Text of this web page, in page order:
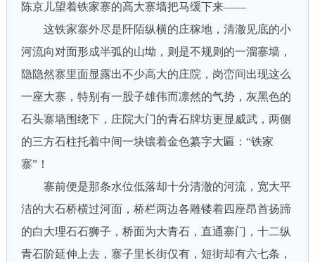
陈京儿望着铁家寨的高大寨墙把马缓下来——
这铁家寨外尽是阡陌纵横的庄稼地，清澈见底的小
河流向对面形成半弧的山坳，则是不规则的一溜寨墙，
隐隐然寨里面显露出不少高大的庄院，岗峦间出现这么
一座大寨，特别有一股子雄伟而凛然的气势，灰黑色的
石头寨墙围绕下，庄院大门的青石牌坊更显威武，两侧
的三方石柱托着中间一块镶着金色纂字大匾：“铁家
寨”！
寨前便是那条水位低落却十分清澈的河流，宽大平
洁的大石桥横过河面，桥栏两边各雕镂着四座昂首扬蹄
的白大理石石狮子，桥面为大青石，直通寨门，十二纵
青石阶延伸上去，寨子里长街仅有，短街却有六七条，